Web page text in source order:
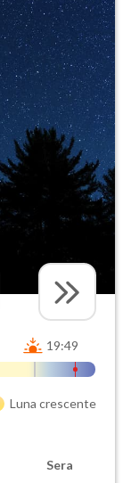
19:49
Luna crescente
Sera